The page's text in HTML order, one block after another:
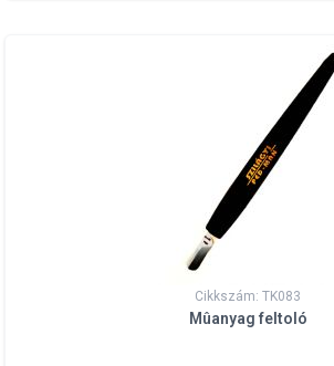
Cikkszám: TK083
Mûanyag feltoló